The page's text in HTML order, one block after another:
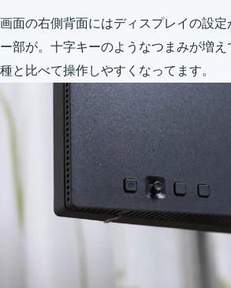
画面の右側背面にはディスプレイの設
ー部が。十字キーのようなつまみが増
種と比べて操作しやすくなってます。